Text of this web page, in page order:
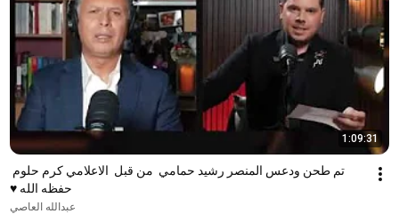
1:09:31
حفظه الله ♥
عبدالله العاصي